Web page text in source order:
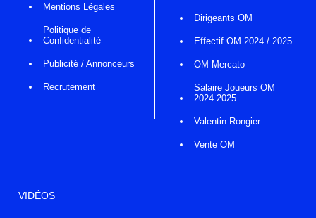
Mentions Légales
Politique de
Confidentialité
Publicité / Annonceurs
Recrutement
Dirigeants OM
Effectif OM 2024 / 2025
OM Mercato
Salaire Joueurs OM
2024 2025
Valentin Rongier
Vente OM
VIDÉOS